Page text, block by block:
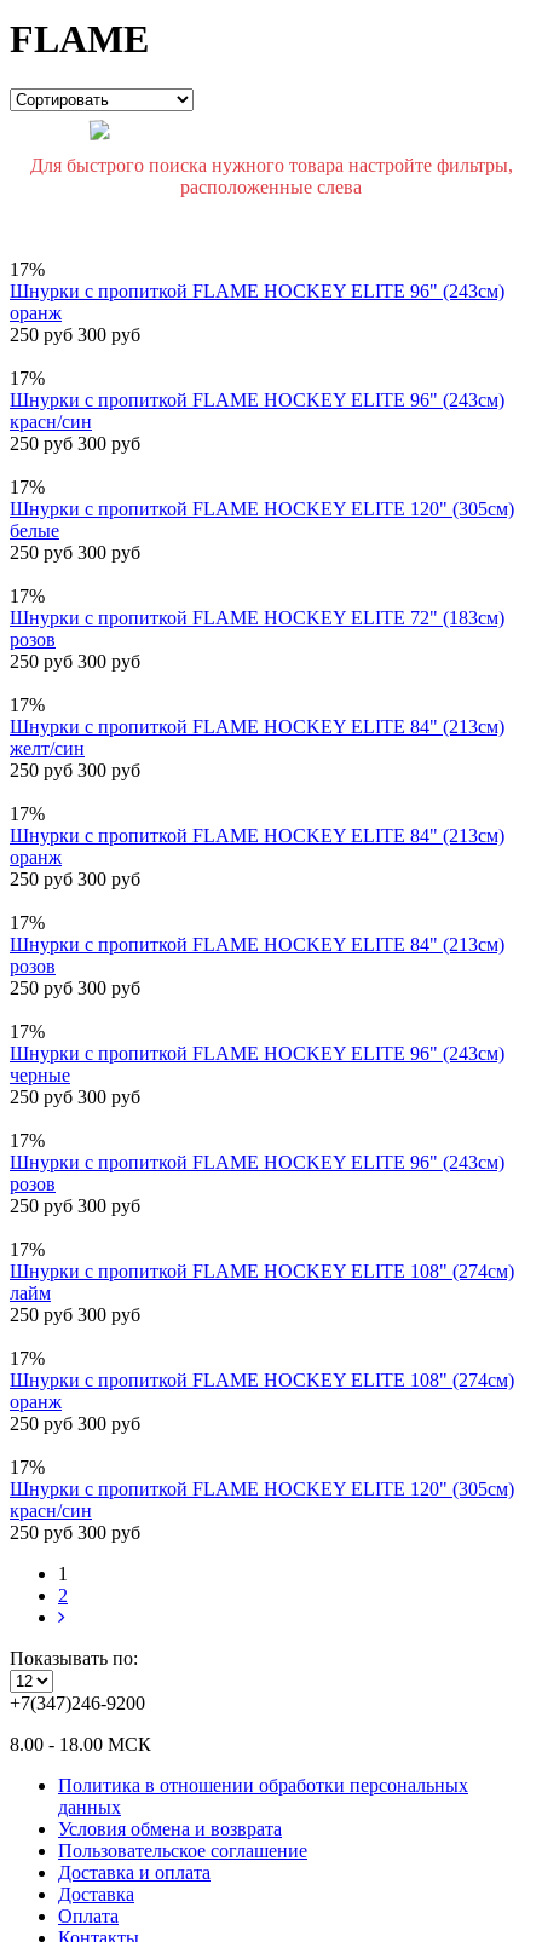
FLAME
Для быстрого поиска нужного товара настройте фильтры,
расположенные слева
17%
Шнурки с пропиткой FLAME HOCKEY ELITE 96" (243см)
оранж
250 руб 300 руб
17%
Шнурки с пропиткой FLAME HOCKEY ELITE 96" (243см)
красн/син
250 руб 300 руб
17%
Шнурки с пропиткой FLAME HOCKEY ELITE 120" (305см)
белые
250 руб 300 руб
17%
Шнурки с пропиткой FLAME HOCKEY ELITE 72" (183см)
розов
250 руб 300 руб
17%
Шнурки с пропиткой FLAME HOCKEY ELITE 84" (213см)
желт/син
250 руб 300 руб
17%
Шнурки с пропиткой FLAME HOCKEY ELITE 84" (213см)
оранж
250 руб 300 руб
17%
Шнурки с пропиткой FLAME HOCKEY ELITE 84" (213см)
розов
250 руб 300 руб
17%
Шнурки с пропиткой FLAME HOCKEY ELITE 96" (243см)
черные
250 руб 300 руб
17%
Шнурки с пропиткой FLAME HOCKEY ELITE 96" (243см)
розов
250 руб 300 руб
17%
Шнурки с пропиткой FLAME HOCKEY ELITE 108" (274см)
лайм
250 руб 300 руб
17%
Шнурки с пропиткой FLAME HOCKEY ELITE 108" (274см)
оранж
250 руб 300 руб
17%
Шнурки с пропиткой FLAME HOCKEY ELITE 120" (305см)
красн/син
250 руб 300 руб
1
2
Показывать по:
+7(347)246-9200
8.00 - 18.00 МСК
Политика в отношении обработки персональных
данных
Условия обмена и возврата
Пользовательское соглашение
Доставка и оплата
Доставка
Оплата
Контакты